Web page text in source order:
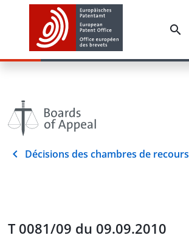
Décisions des chambres de recours
T 0081/09 du 09.09.2010